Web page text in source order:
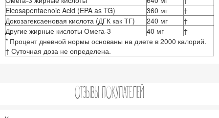
Eicosapentaenoic Acid (EPA as TG)
360 мг
†
Докозагексаеновая кислота (ДГК как ТГ)
240 мг
†
Другие жирные кислоты Омега-3
40 мг
†
* Процент дневной нормы основаны на диете в 2000 калорий.
† Суточная доза не определена.
ОТЗЫВЫ ПОКУПАТЕЛЕЙ